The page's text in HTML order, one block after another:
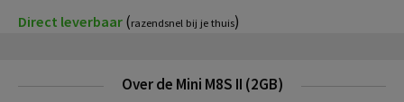
Direct leverbaar (razendsnel bij je thuis)
Over de Mini M8S II (2GB)